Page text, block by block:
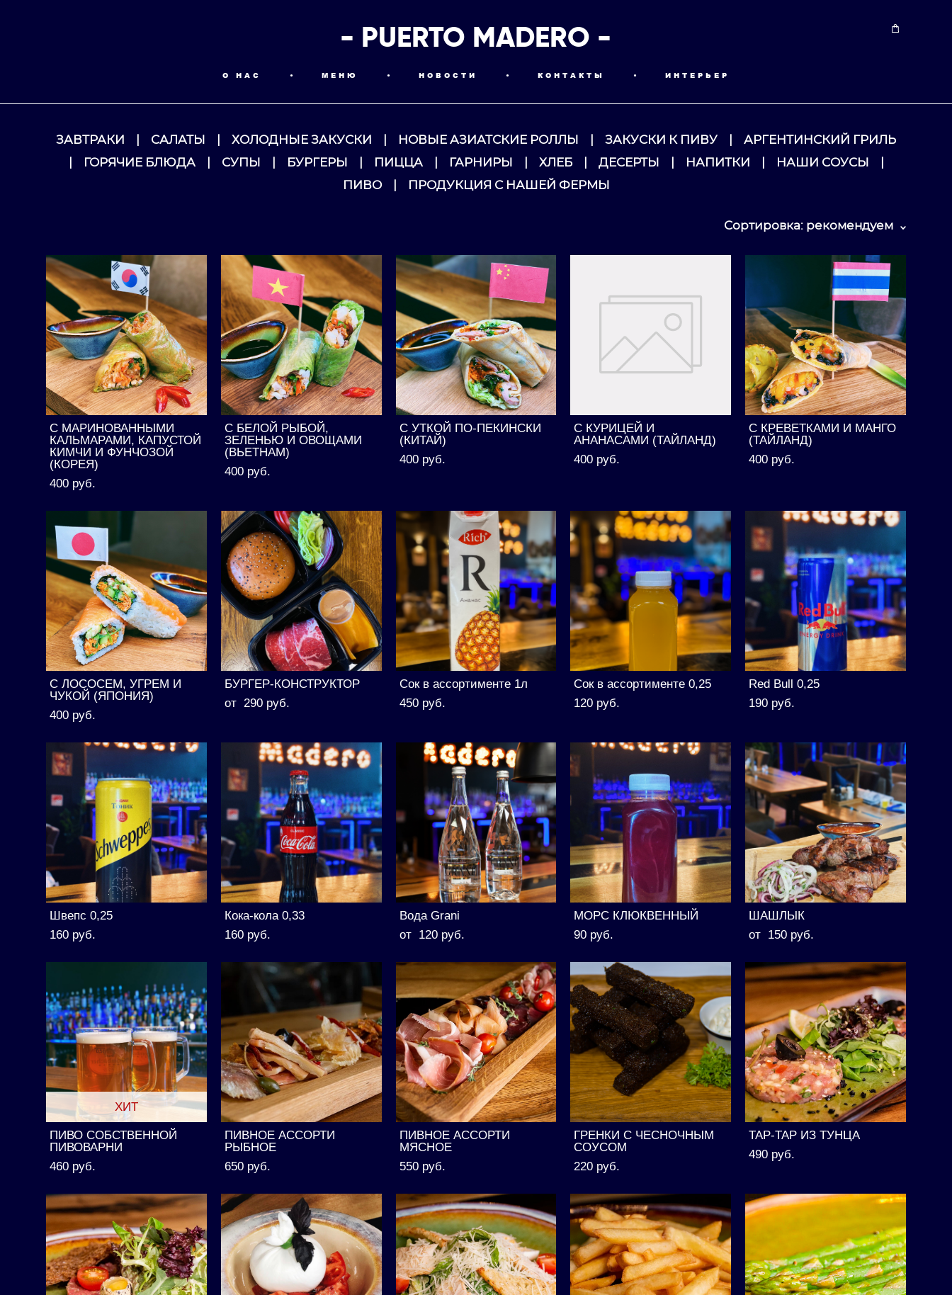
- PUERTO MADERO -
О НАС • МЕНЮ • НОВОСТИ • КОНТАКТЫ • ИНТЕРЬЕР
ЗАВТРАКИ САЛАТЫ ХОЛОДНЫЕ ЗАКУСКИ НОВЫЕ АЗИАТСКИЕ РОЛЛЫ ЗАКУСКИ К ПИВУ
АРГЕНТИНСКИЙ ГРИЛЬ
ГОРЯЧИЕ БЛЮДА СУПЫ БУРГЕРЫ ПИЦЦА ГАРНИРЫ ХЛЕБ ДЕСЕРТЫ НАПИТКИ НАШИ СОУСЫ
ПИВО
ПРОДУКЦИЯ С НАШЕЙ ФЕРМЫ
Сортировка: рекомендуем
С МАРИНОВАННЫМИ
КАЛЬМАРАМИ, КАПУСТОЙ
КИМЧИ И ФУНЧОЗОЙ
(КОРЕЯ)
400 pуб.
С БЕЛОЙ РЫБОЙ,
ЗЕЛЕНЬЮ И ОВОЩАМИ
(ВЬЕТНАМ)
400 pуб.
С УТКОЙ ПО-ПЕКИНСКИ
(КИТАЙ)
400 pуб.
С КУРИЦЕЙ И
АНАНАСАМИ (ТАЙЛАНД)
400 pуб.
С КРЕВЕТКАМИ И МАНГО
(ТАЙЛАНД)
400 pуб.
С ЛОСОСЕМ, УГРЕМ И
ЧУКОЙ (ЯПОНИЯ)
400 pуб.
БУРГЕР-КОНСТРУКТОР
от 290 pуб.
Сок в ассортименте 1л
450 pуб.
Сок в ассортименте 0,25
120 pуб.
Red Bull 0,25
190 pуб.
Швепс 0,25
160 pуб.
Кока-кола 0,33
160 pуб.
Вода Grani
от 120 pуб.
МОРС КЛЮКВЕННЫЙ
90 pуб.
ШАШЛЫК
от 150 pуб.
ХИТ
ПИВО СОБСТВЕННОЙ
ПИВОВАРНИ
460 pуб.
ПИВНОЕ АССОРТИ
РЫБНОЕ
650 pуб.
ПИВНОЕ АССОРТИ
МЯСНОЕ
550 pуб.
ГРЕНКИ С ЧЕСНОЧНЫМ
СОУСОМ
220 pуб.
ТАР-ТАР ИЗ ТУНЦА
490 pуб.